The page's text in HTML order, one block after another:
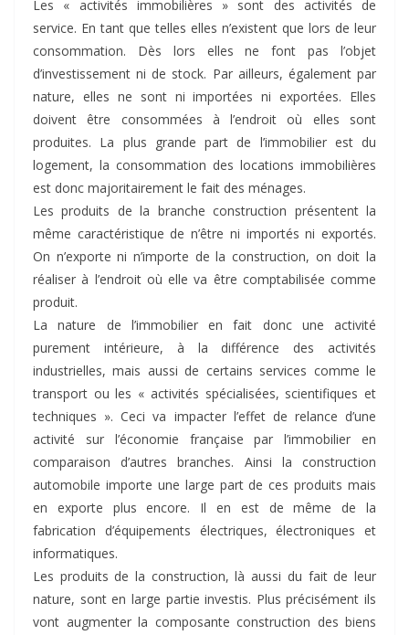
Les « activités immobilières » sont des activités de
service. En tant que telles elles n’existent que lors de leur
consommation. Dès lors elles ne font pas l’objet
d’investissement ni de stock. Par ailleurs, également par
nature, elles ne sont ni importées ni exportées. Elles
doivent être consommées à l’endroit où elles sont
produites. La plus grande part de l’immobilier est du
logement, la consommation des locations immobilières
est donc majoritairement le fait des ménages.
Les produits de la branche construction présentent la
même caractéristique de n’être ni importés ni exportés.
On n’exporte ni n’importe de la construction, on doit la
réaliser à l’endroit où elle va être comptabilisée comme
produit.
La nature de l’immobilier en fait donc une activité
purement intérieure, à la différence des activités
industrielles, mais aussi de certains services comme le
transport ou les « activités spécialisées, scientifiques et
techniques ». Ceci va impacter l’effet de relance d’une
activité sur l’économie française par l’immobilier en
comparaison d’autres branches. Ainsi la construction
automobile importe une large part de ces produits mais
en exporte plus encore. Il en est de même de la
fabrication d’équipements électriques, électroniques et
informatiques.
Les produits de la construction, là aussi du fait de leur
nature, sont en large partie investis. Plus précisément ils
vont augmenter la composante construction des biens